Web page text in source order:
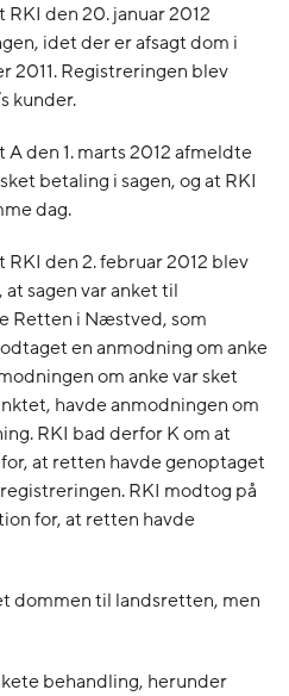
den 20. januar 2012
idet der er afsagt dom i
2011. Registreringen blev
kunder.
den 1. marts 2012 afmeldte
betaling i sagen, og at RKI
dag.
den 2. februar 2012 blev
sagen var anket til
Retten i Næstved, som
en anmodning om anke
om anke var sket
havde anmodningen om
RKI bad derfor K om at
at retten havde genoptaget
RKI modtog på
for, at retten havde
dommen til landsretten, men
behandling, herunder